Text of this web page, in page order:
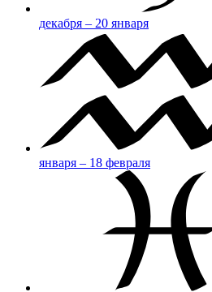
декабря – 20 января
января – 18 февраля